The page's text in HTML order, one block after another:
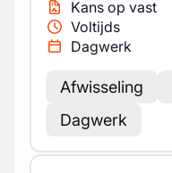
Kans op vast
Voltijds
Dagwerk
Afwisseling
Dagwerk